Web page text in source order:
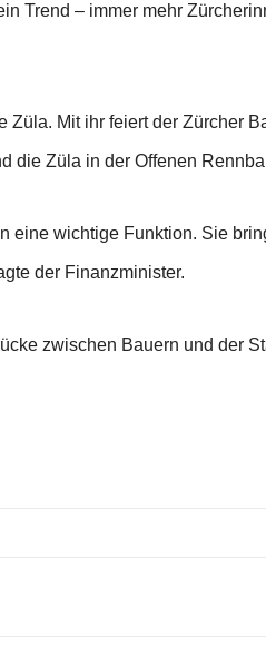
Trend – immer mehr
Mit ihr feiert der Zürcher
Züla in der Offenen
eine wichtige Funktion. Sie
der Finanzminister.
zwischen Bauern und der